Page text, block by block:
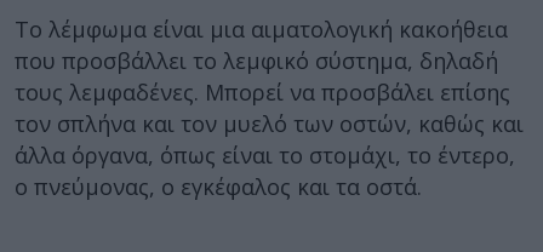
Το λέμφωμα είναι μια αιματολογική κακοήθεια
που προσβάλλει το λεμφικό σύστημα, δηλαδή
τους λεμφαδένες. Μπορεί να προσβάλει επίσης
τον σπλήνα και τον μυελό των οστών, καθώς και
άλλα όργανα, όπως είναι το στομάχι, το έντερο,
ο πνεύμονας, ο εγκέφαλος και τα οστά.